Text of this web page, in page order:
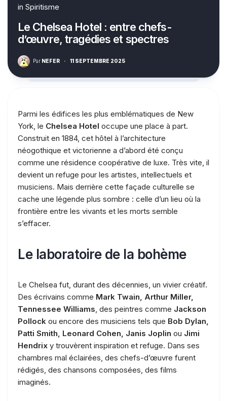
in Spiritisme
Le Chelsea Hotel : entre chefs-
d’œuvre, tragédies et spectres
Par NEFER · 11 SEPTEMBRE 2025
Parmi les édifices les plus emblématiques de New
York, le Chelsea Hotel occupe une place à part.
Construit en 1884, cet hôtel à l’architecture
néogothique et victorienne a d’abord été conçu
comme une résidence coopérative de luxe. Très vite, il
devient un refuge pour les artistes, intellectuels et
musiciens. Mais derrière cette façade culturelle se
cache une légende plus sombre : celle d’un lieu où la
frontière entre les vivants et les morts semble
s’effacer.
Le laboratoire de la bohème
Le Chelsea fut, durant des décennies, un vivier créatif.
Des écrivains comme Mark Twain, Arthur Miller,
Tennessee Williams, des peintres comme Jackson
Pollock ou encore des musiciens tels que Bob Dylan,
Patti Smith, Leonard Cohen, Janis Joplin ou Jimi
Hendrix y trouvèrent inspiration et refuge. Dans ses
chambres mal éclairées, des chefs-d’œuvre furent
rédigés, des chansons composées, des films
imaginés.